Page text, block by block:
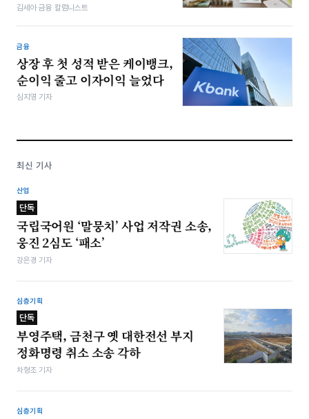
김세아 금융 칼럼니스트
금융
상장 후 첫 성적 받은 케이뱅크,
순이익 줄고 이자이익 늘었다
심지영 기자
최신 기사
산업
단독
국립국어원 ‘말뭉치’ 사업 저작권 소송,
웅진 2심도 ‘패소’
강은경 기자
심층기획
단독
부영주택, 금천구 옛 대한전선 부지
정화명령 취소 소송 각하
차형조 기자
심층기획